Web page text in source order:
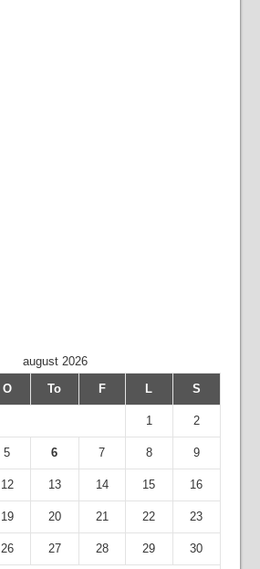
august 2026
O To F L S
1 2
5 6 7 8 9
12 13 14 15 16
19 20 21 22 23
26 27 28 29 30